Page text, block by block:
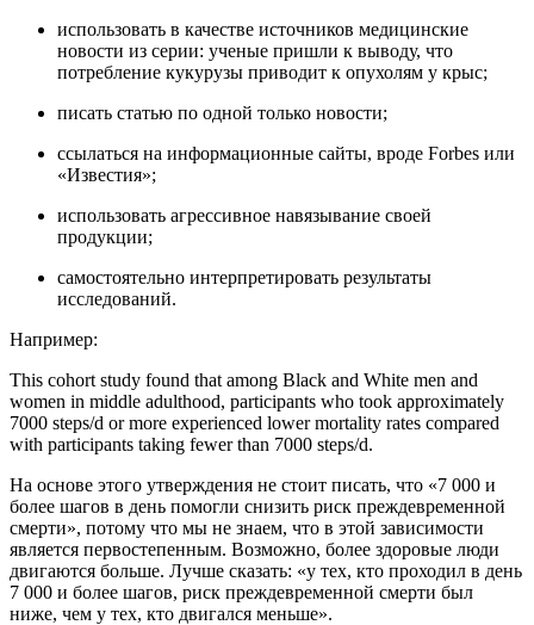
использовать в качестве источников медицинские
новости из серии: ученые пришли к выводу, что
потребление кукурузы приводит к опухолям у крыс;
писать статью по одной только новости;
ссылаться на информационные сайты, вроде Forbes или
«Известия»;
использовать агрессивное навязывание своей
продукции;
самостоятельно интерпретировать результаты
исследований.
Например:
This cohort study found that among Black and White men and
women in middle adulthood, participants who took approximately
7000 steps/d or more experienced lower mortality rates compared
with participants taking fewer than 7000 steps/d.
На основе этого утверждения не стоит писать, что «7 000 и
более шагов в день помогли снизить риск преждевременной
смерти», потому что мы не знаем, что в этой зависимости
является первостепенным. Возможно, более здоровые люди
двигаются больше. Лучше сказать: «у тех, кто проходил в день
7 000 и более шагов, риск преждевременной смерти был
ниже, чем у тех, кто двигался меньше».